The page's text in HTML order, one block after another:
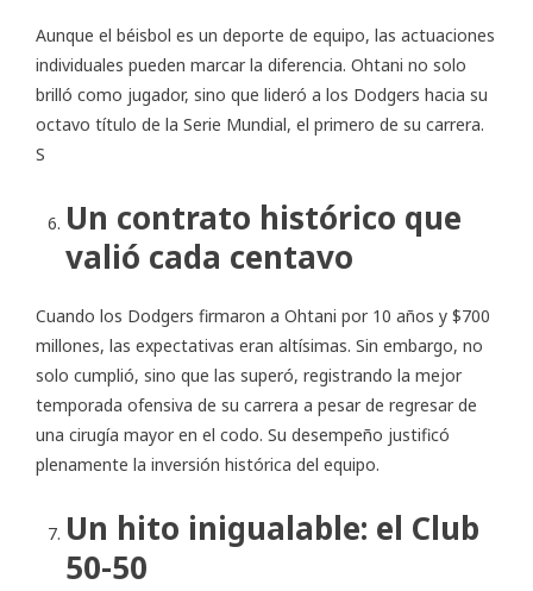
Aunque el béisbol es un deporte de equipo, las actuaciones
individuales pueden marcar la diferencia. Ohtani no solo
brilló como jugador, sino que lideró a los Dodgers hacia su
octavo título de la Serie Mundial, el primero de su carrera.
S
Un contrato histórico que
valió cada centavo
Cuando los Dodgers firmaron a Ohtani por 10 años y $700
millones, las expectativas eran altísimas. Sin embargo, no
solo cumplió, sino que las superó, registrando la mejor
temporada ofensiva de su carrera a pesar de regresar de
una cirugía mayor en el codo. Su desempeño justificó
plenamente la inversión histórica del equipo.
Un hito inigualable: el Club
50-50